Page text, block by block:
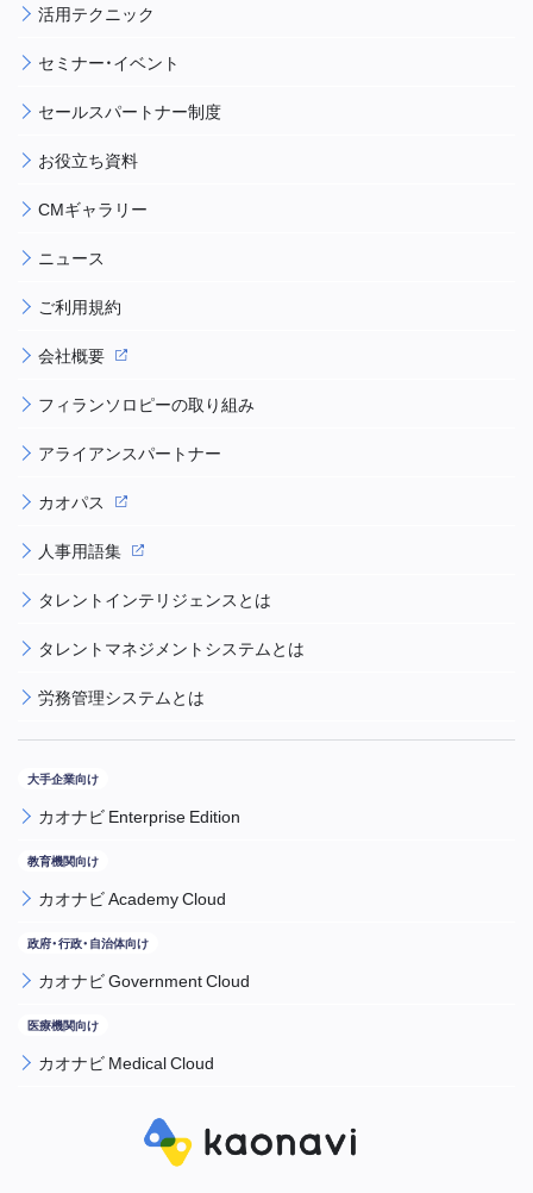
活用テクニック
セミナー・イベント
セールスパートナー制度
お役立ち資料
CMギャラリー
ニュース
ご利用規約
会社概要
フィランソロピーの取り組み
アライアンスパートナー
カオパス
人事用語集
タレントインテリジェンスとは
タレントマネジメントシステムとは
労務管理システムとは
カオナビ Enterprise Edition
カオナビ Academy Cloud
カオナビ Government Cloud
カオナビ Medical Cloud